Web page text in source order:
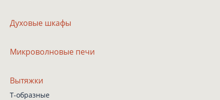
Духовые шкафы
Микроволновые печи
Вытяжки
Т-образные